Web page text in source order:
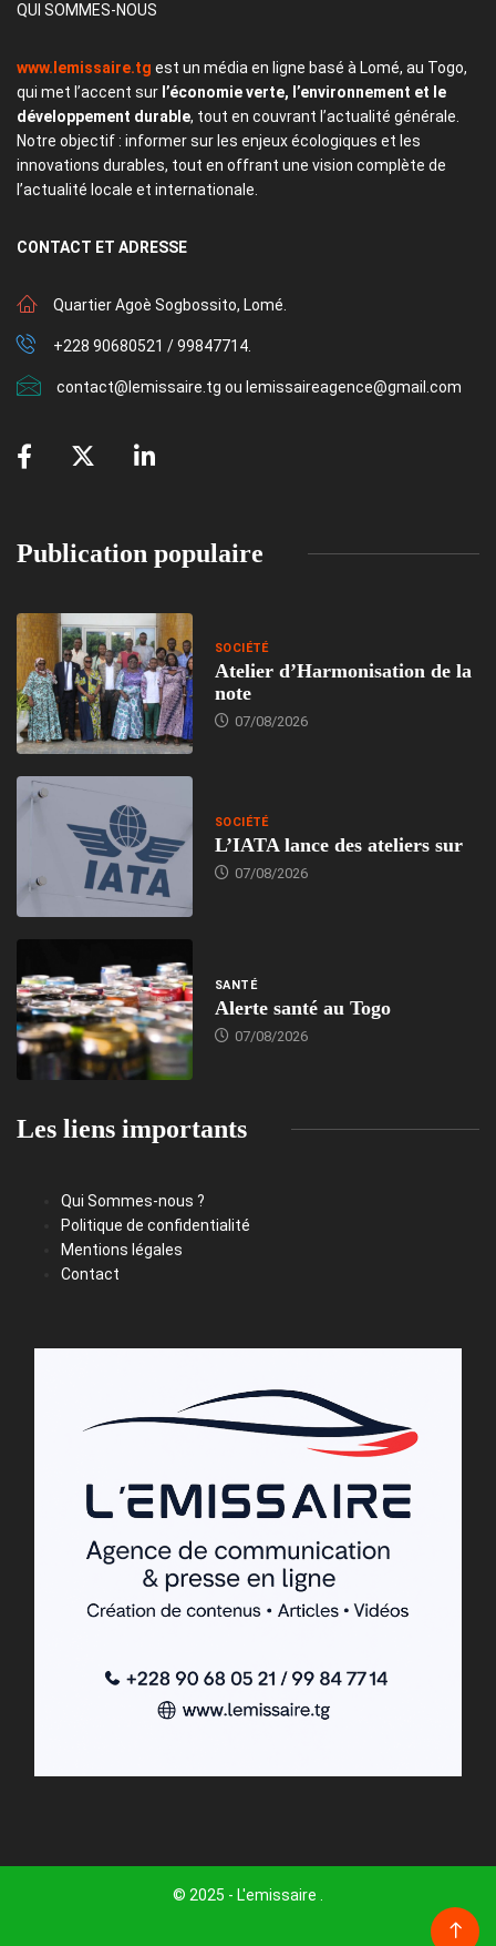
QUI SOMMES-NOUS
www.lemissaire.tg est un média en ligne basé à Lomé, au Togo,
qui met l’accent sur l’économie verte, l’environnement et le
développement durable, tout en couvrant l’actualité générale.
Notre objectif : informer sur les enjeux écologiques et les
innovations durables, tout en offrant une vision complète de
l’actualité locale et internationale.
CONTACT ET ADRESSE
Quartier Agoè Sogbossito, Lomé.
+228 90680521 / 99847714.
contact@lemissaire.tg ou lemissaireagence@gmail.com
Publication populaire
SOCIÉTÉ
Atelier d’Harmonisation de la
note
07/08/2026
SOCIÉTÉ
L’IATA lance des ateliers sur
07/08/2026
SANTÉ
Alerte santé au Togo
07/08/2026
Les liens importants
Qui Sommes-nous ?
Politique de confidentialité
Mentions légales
Contact
© 2025 - L'emissaire .